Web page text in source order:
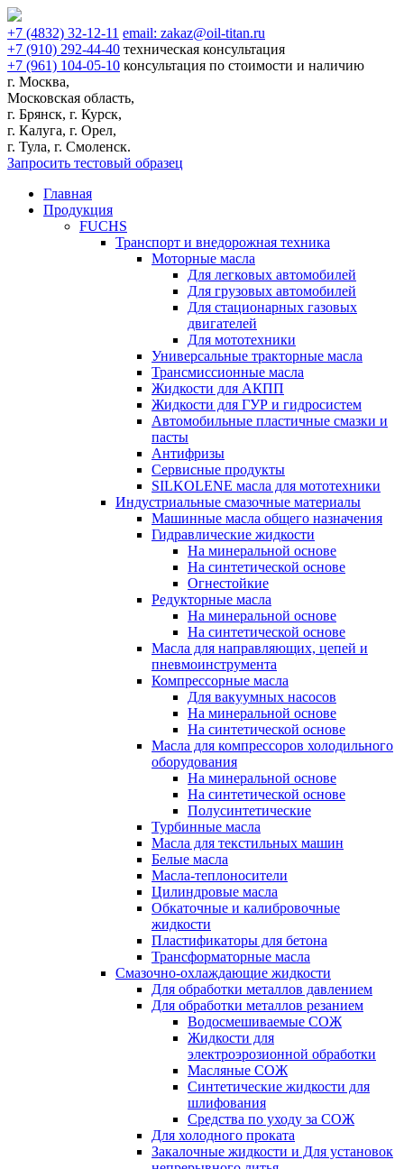
+7 (4832) 32-12-11 email: zakaz@oil-titan.ru
+7 (910) 292-44-40 техническая консультация
+7 (961) 104-05-10 консультация по стоимости и наличию
г. Москва,
Московская область,
г. Брянск, г. Курск,
г. Калуга, г. Орел,
г. Тула, г. Смоленск.
Запросить тестовый образец
Главная
Продукция
FUCHS
Транспорт и внедорожная техника
Моторные масла
Для легковых автомобилей
Для грузовых автомобилей
Для стационарных газовых
двигателей
Для мототехники
Универсальные тракторные масла
Трансмиссионные масла
Жидкости для АКПП
Жидкости для ГУР и гидросистем
Автомобильные пластичные смазки и
пасты
Антифризы
Сервисные продукты
SILKOLENE масла для мототехники
Индустриальные смазочные материалы
Машинные масла общего назначения
Гидравлические жидкости
На минеральной основе
На синтетической основе
Огнестойкие
Редукторные масла
На минеральной основе
На синтетической основе
Масла для направляющих, цепей и
пневмоинструмента
Компрессорные масла
Для вакуумных насосов
На минеральной основе
На синтетической основе
Масла для компрессоров холодильного
оборудования
На минеральной основе
На синтетической основе
Полусинтетические
Турбинные масла
Масла для текстильных машин
Белые масла
Масла-теплоносители
Цилиндровые масла
Обкаточные и калибровочные
жидкости
Пластификаторы для бетона
Трансформаторные масла
Смазочно-охлаждающие жидкости
Для обработки металлов давлением
Для обработки металлов резанием
Водосмешиваемые СОЖ
Жидкости для
электроэрозионной обработки
Масляные СОЖ
Синтетические жидкости для
шлифования
Средства по уходу за СОЖ
Для холодного проката
Закалочные жидкости и Для установок